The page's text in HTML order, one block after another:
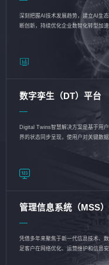
深刻把握AI技术发展趋势，建立AI生
断创新，持续优化企业数智化转型加
数字孪生（DT）平台
Digital Twins智慧解决方案是基于用
界的状态同步呈现，使用户对关键数
管理信息系统（MSS）
凭借多年来聚焦于新一代信息技术、
足客户在网络优化、运营维护和信息